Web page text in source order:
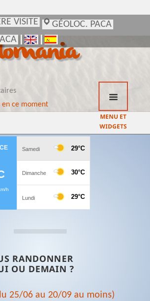
VISITE
GÉOLOC. PACA
en ce moment
MENU ET
WIDGETS
RANDONNER
OU DEMAIN ?
25/06 au 20/09 au moins)
VISITE
GÉOLOC. PACA